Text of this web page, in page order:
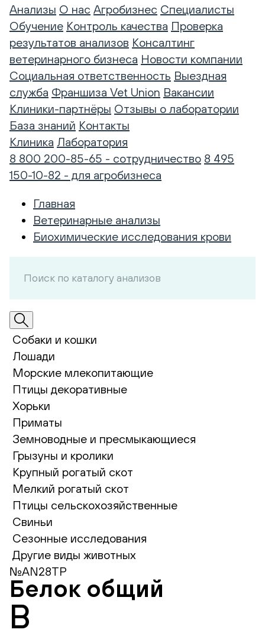
Анализы О нас Агробизнес Специалисты
Обучение Контроль качества Проверка
результатов анализов Консалтинг
ветеринарного бизнеса Новости компании
Социальная ответственность Выездная
служба Франшиза Vet Union Вакансии
Клиники-партнёры Отзывы о лаборатории
База знаний Контакты
Клиника Лаборатория
8 800 200-85-65 - сотрудничество 8 495
150-10-82 - для агробизнеса
Главная
Ветеринарные анализы
Биохимические исследования крови
Собаки и кошки
Лошади
Морские млекопитающие
Птицы декоративные
Хорьки
Приматы
Земноводные и пресмыкающиеся
Грызуны и кролики
Крупный рогатый скот
Мелкий рогатый скот
Птицы сельскохозяйственные
Свиньи
Сезонные исследования
Другие виды животных
№AN28TP
Белок общий
В